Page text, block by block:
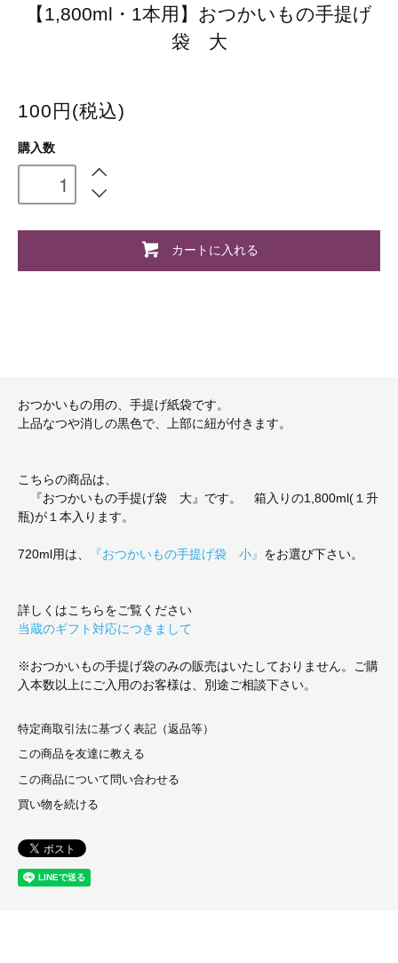
【1,800ml・1本用】おつかいもの手提げ
袋 大
100円(税込)
購入数
カートに入れる
おつかいもの用の、手提げ紙袋です。
上品なつや消しの黒色で、上部に紐が付きます。
こちらの商品は、
『おつかいもの手提げ袋 大』です。 箱入りの1,800ml(１升
瓶)が１本入ります。
720ml用は、 『おつかいもの手提げ袋 小』 をお選び下さい。
詳しくはこちらをご覧ください
当蔵のギフト対応につきまして
※おつかいもの手提げ袋のみの販売はいたしておりません。ご購
入本数以上にご入用のお客様は、別途ご相談下さい。
特定商取引法に基づく表記（返品等）
この商品を友達に教える
この商品について問い合わせる
買い物を続ける